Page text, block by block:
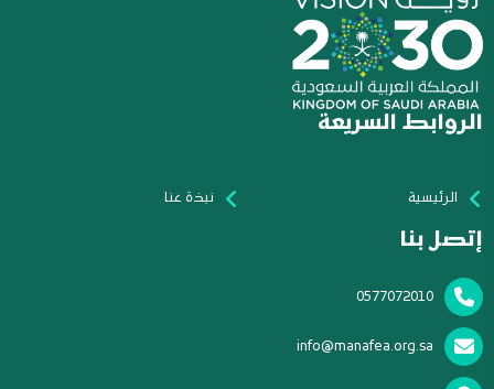
الروابط السريعة
الرئيسية نبذة عنا
إتصل بنا
0577072010
info@manafea.org.sa